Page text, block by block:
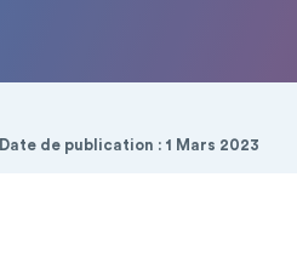
Date de publication : 1 Mars 2023